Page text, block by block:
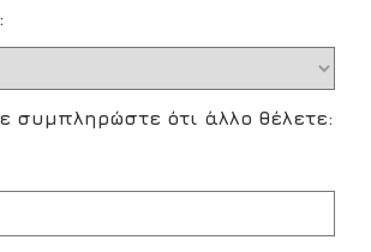
συμπληρώστε ότι άλλο θέλετε: